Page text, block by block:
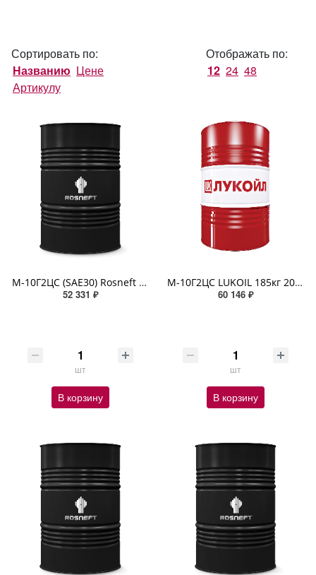
Сортировать по:
Названию Цене
Артикулу
Отображать по:
12 24 48
М-10Г2ЦС (SAE30) Rosneft 180кг минеральное (завод АНХК)
52 331 ₽
шт
В корзину
М-10Г2ЦС LUKOIL 185кг 208л
60 146 ₽
шт
В корзину